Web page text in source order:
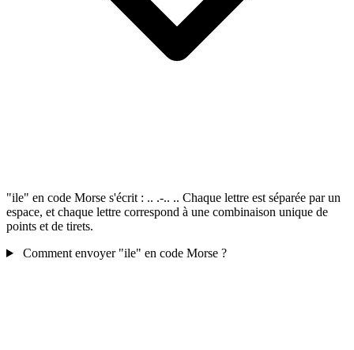
"ile" en code Morse s'écrit : .. .-.. .. Chaque lettre est séparée par un
espace, et chaque lettre correspond à une combinaison unique de
points et de tirets.
Comment envoyer "ile" en code Morse ?